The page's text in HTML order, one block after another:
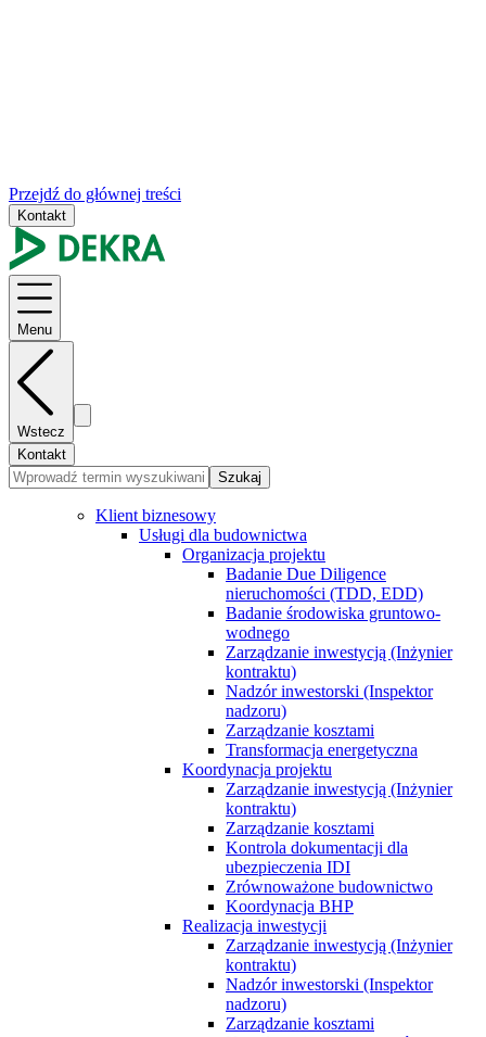
Przejdź do głównej treści
Kontakt
Menu
Wstecz
Kontakt
Szukaj
Klient biznesowy
Usługi dla budownictwa
Organizacja projektu
Badanie Due Diligence
nieruchomości (TDD, EDD)
Badanie środowiska gruntowo-
wodnego
Zarządzanie inwestycją (Inżynier
kontraktu)
Nadzór inwestorski (Inspektor
nadzoru)
Zarządzanie kosztami
Transformacja energetyczna
Koordynacja projektu
Zarządzanie inwestycją (Inżynier
kontraktu)
Zarządzanie kosztami
Kontrola dokumentacji dla
ubezpieczenia IDI
Zrównoważone budownictwo
Koordynacja BHP
Realizacja inwestycji
Zarządzanie inwestycją (Inżynier
kontraktu)
Nadzór inwestorski (Inspektor
nadzoru)
Zarządzanie kosztami